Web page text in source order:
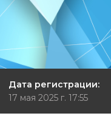
Дата регистрации:
17 мая 2025 г. 17:55